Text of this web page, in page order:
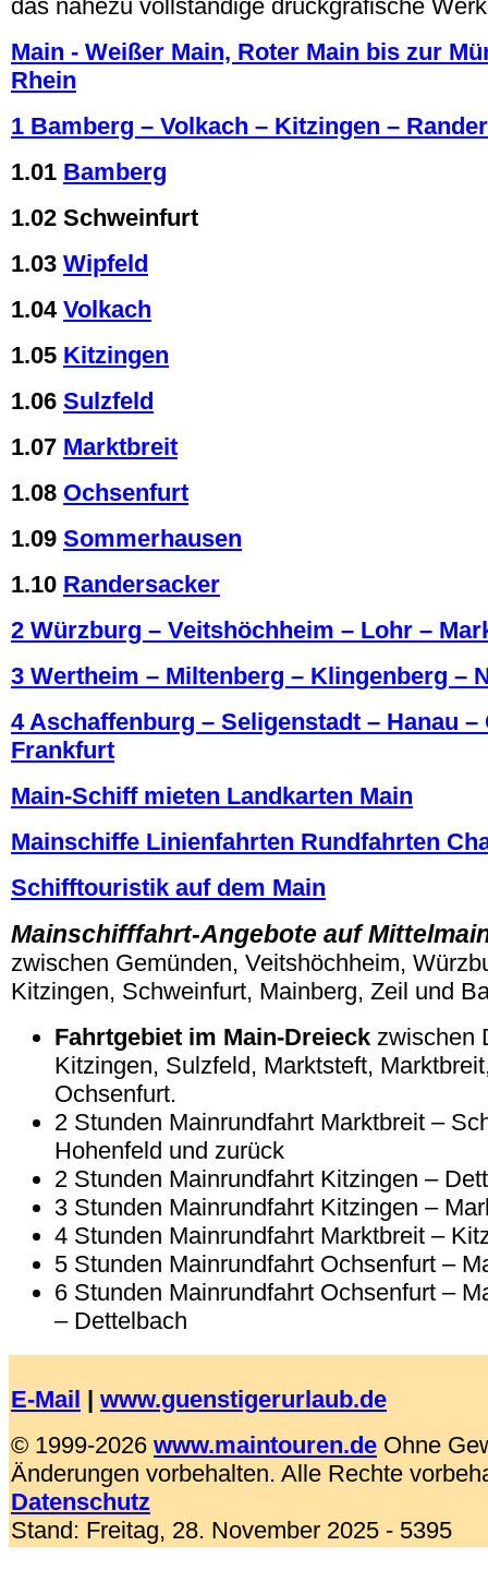
das nahezu vollständige druckgrafische
Main - Weißer Main, Roter Main bis zur
Rhein
1 Bamberg – Volkach – Kitzingen –
1.01 Bamberg
1.02 Schweinfurt
1.03 Wipfeld
1.04 Volkach
1.05 Kitzingen
1.06 Sulzfeld
1.07 Marktbreit
1.08 Ochsenfurt
1.09 Sommerhausen
1.10 Randersacker
2 Würzburg – Veitshöchheim – Lohr –
3 Wertheim – Miltenberg – Klingenberg –
4 Aschaffenburg – Seligenstadt – Hanau –
Frankfurt
Main-Schiff mieten Landkarten Main
Mainschiffe Linienfahrten Rundfahrten
Schifftouristik auf dem Main
Mainschifffahrt-Angebote auf
zwischen Gemünden, Veitshöchheim,
Kitzingen, Schweinfurt, Mainberg, Zeil und
Fahrtgebiet im Main-Dreieck zwischen
Kitzingen, Sulzfeld, Marktsteft,
Ochsenfurt.
2 Stunden Mainrundfahrt Marktbreit –
Hohenfeld und zurück
2 Stunden Mainrundfahrt Kitzingen –
3 Stunden Mainrundfahrt Kitzingen –
4 Stunden Mainrundfahrt Marktbreit –
5 Stunden Mainrundfahrt Ochsenfurt –
6 Stunden Mainrundfahrt Ochsenfurt –
– Dettelbach
E-Mail | www.guenstigerurlaub.de
© 1999-2026 www.maintouren.de Ohne
Änderungen vorbehalten. Alle Rechte
Datenschutz
Stand: Freitag, 28. November 2025 - 5395